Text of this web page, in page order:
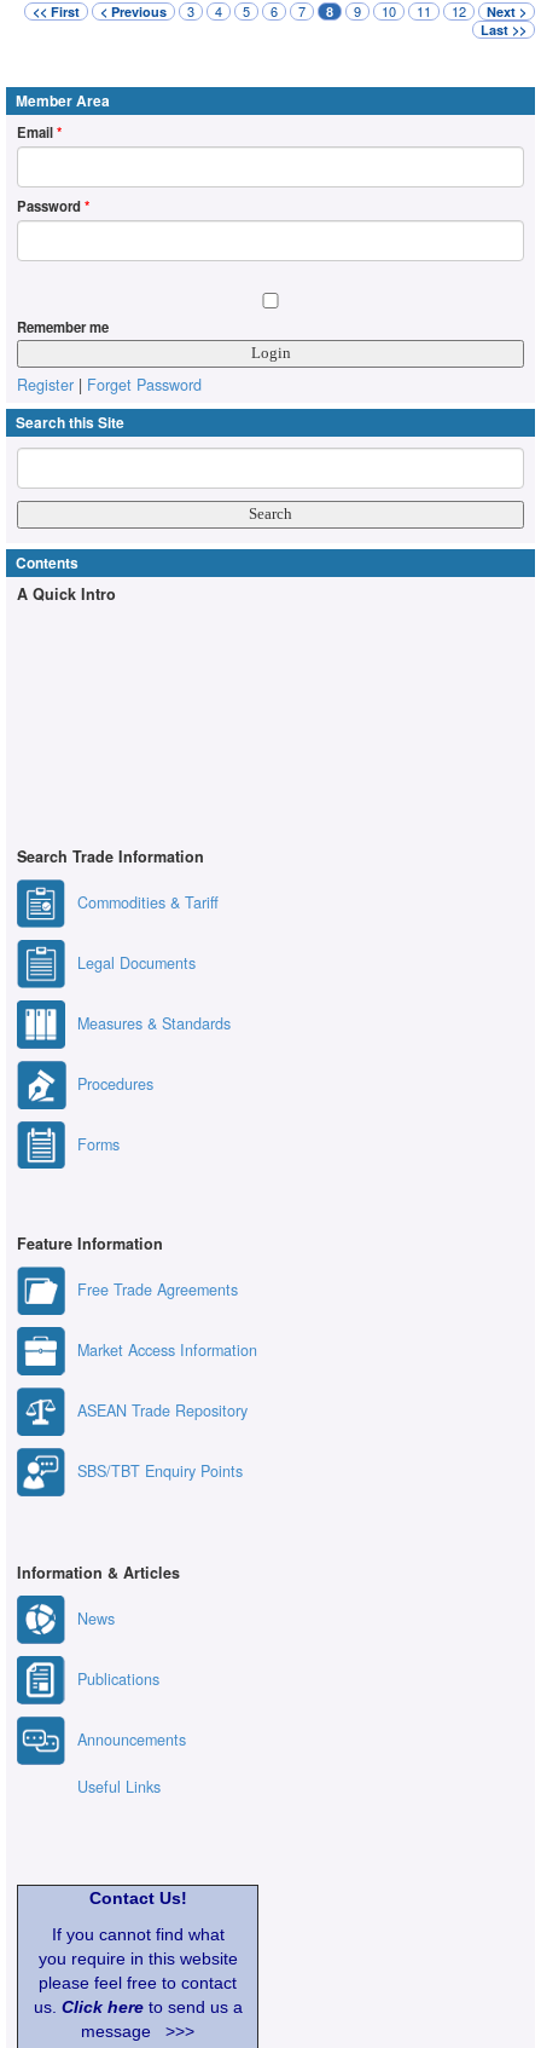
<< First < Previous 3 4 5 6 7 8 9 10 11 12
Next >
Last >>
Member Area
Email*
Password*
Remember me
Register | Forget Password
Search this Site
Contents
A Quick Intro
Search Trade Information
Commodities & Tariff
Legal Documents
Measures & Standards
Procedures
Forms
Feature Information
Free Trade Agreements
Market Access Information
ASEAN Trade Repository
SBS/TBT Enquiry Points
Information & Articles
News
Publications
Announcements
Useful Links
Contact Us!
If you cannot find what
you require in this website
please feel free to contact
us. Click hereto send us a
message >>>